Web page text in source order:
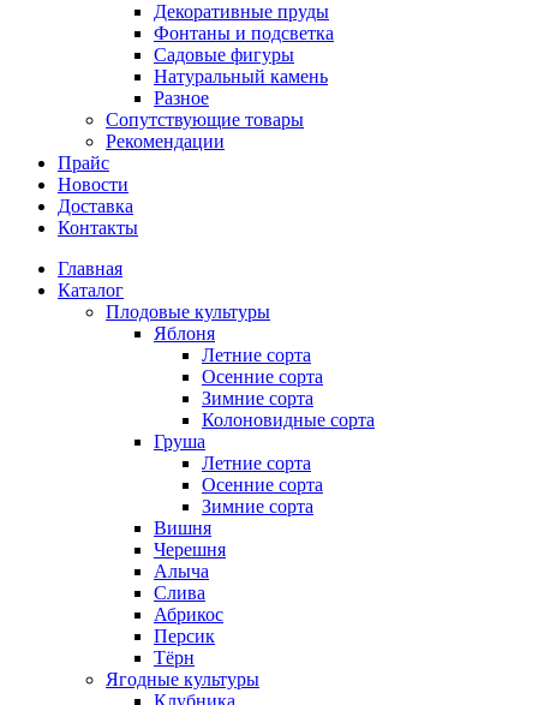
Декоративные пруды
Фонтаны и подсветка
Садовые фигуры
Натуральный камень
Разное
Сопутствующие товары
Рекомендации
Прайс
Новости
Доставка
Контакты
Главная
Каталог
Плодовые культуры
Яблоня
Летние сорта
Осенние сорта
Зимние сорта
Колоновидные сорта
Груша
Летние сорта
Осенние сорта
Зимние сорта
Вишня
Черешня
Алыча
Слива
Абрикос
Персик
Тёрн
Ягодные культуры
Клубника